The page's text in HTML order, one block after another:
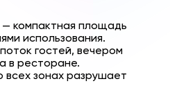
— компактная площадь
использования.
гостей, вечером
в ресторане.
всех зонах разрушает